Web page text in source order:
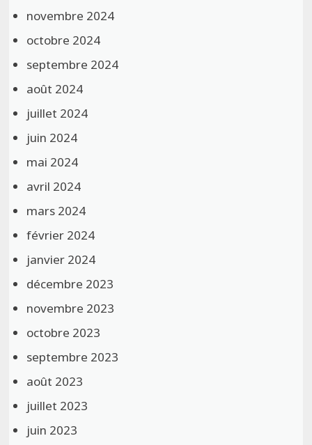
novembre 2024
octobre 2024
septembre 2024
août 2024
juillet 2024
juin 2024
mai 2024
avril 2024
mars 2024
février 2024
janvier 2024
décembre 2023
novembre 2023
octobre 2023
septembre 2023
août 2023
juillet 2023
juin 2023